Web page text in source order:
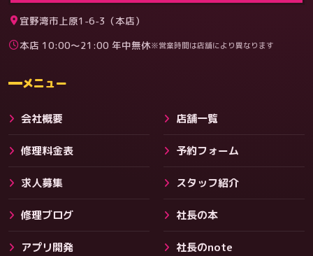
料金
宜野湾市上原1-6-3（本店）
本店 10:00〜21:00 年中無休※営業時間は店舗により異なります
メニュー
会社概要 店舗一覧
修理料金表 予約フォーム
求人募集 スタッフ紹介
修理ブログ 社長の本
アプリ開発 社長のnote